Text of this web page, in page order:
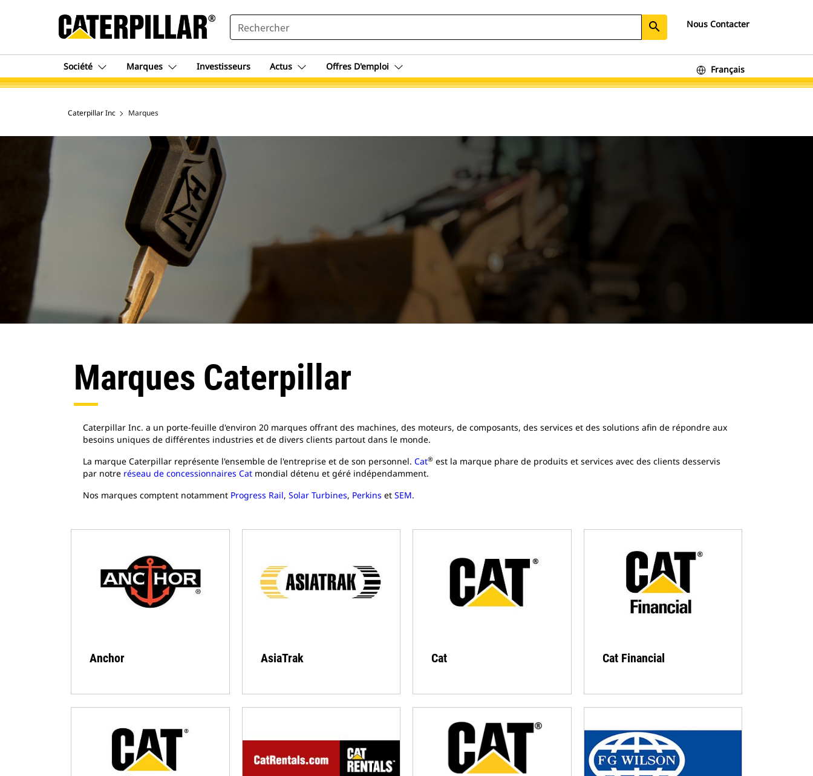
SEARCH search Nous Contacter
Société Marques Investisseurs Actus Offres D'emploi Français
Caterpillar Inc Marques
Marques Caterpillar
Caterpillar Inc. a un porte-feuille d'environ 20 marques offrant des machines, des moteurs, de composants, des services et des solutions afin de répondre aux
besoins uniques de différentes industries et de divers clients partout dans le monde.
La marque Caterpillar représente l'ensemble de l'entreprise et de son personnel. Cat® est la marque phare de produits et services avec des clients desservis
par notre réseau de concessionnaires Cat mondial détenu et géré indépendamment.
Nos marques comptent notamment Progress Rail, Solar Turbines, Perkins et SEM.
Anchor AsiaTrak Cat Cat Financial